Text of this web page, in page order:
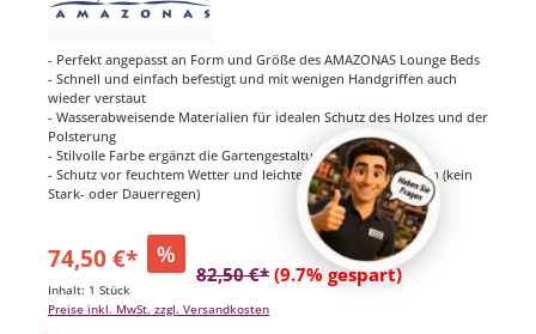
- Perfekt angepasst an Form und Größe des AMAZONAS Lounge Beds
- Schnell und einfach befestigt und mit wenigen Handgriffen auch
wieder verstaut
- Wasserabweisende Materialien für idealen Schutz des Holzes und der
Polsterung
- Stilvolle Farbe ergänzt die Gartengestaltung perfekt
- Schutz vor feuchtem Wetter und leichten bis normalen Regen (kein
Stark- oder Dauerregen)
74,50 €* %
82,50 €* (9.7% gespart)
Inhalt: 1 Stück
Preise inkl. MwSt. zzgl. Versandkosten